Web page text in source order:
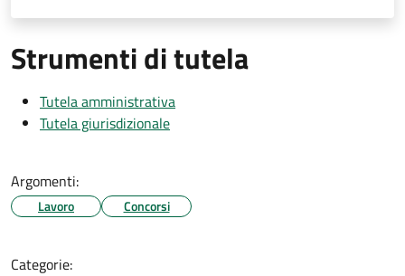
Strumenti di tutela
Tutela amministrativa
Tutela giurisdizionale
Argomenti:
Lavoro Concorsi
Categorie: